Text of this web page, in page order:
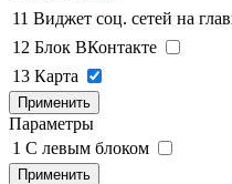
11 Виджет соц. сетей на
12 Блок ВКонтакте
13 Карта
Применить
Параметры
1 C левым блоком
Применить